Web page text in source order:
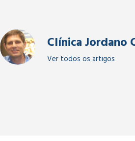
Clínica Jordano
Ver todos os artigos